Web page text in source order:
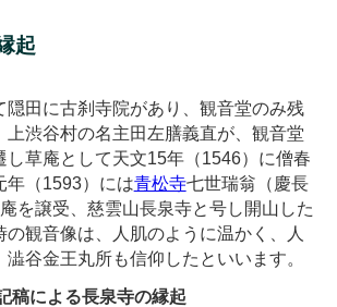
起
隠田に古刹寺院があり、観音堂のみ残
上渋谷村の名主田左膳義直が、観音堂
し草庵として天文15年（1546）に僧春
年（1593）には青松寺七世瑞翁（慶長
を譲受、慈雲山長泉寺と号し開山した
の観音像は、人肌のように温かく、人
澁谷金王丸所も信仰したといいます。
稿による長泉寺の縁起